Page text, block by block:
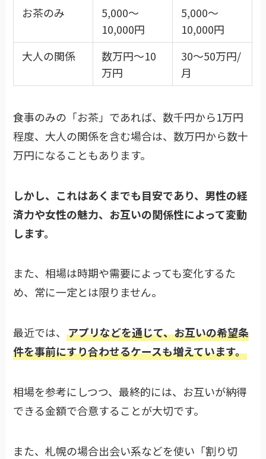
お茶のみ
5,000～
10,000円
5,000～
10,000円
大人の関係
数万円～10
万円
30～50万円/
月
食事のみの「お茶」であれば、数千円から1万円
程度、大人の関係を含む場合は、数万円から数十
万円になることもあります。
しかし、これはあくまでも目安であり、男性の経
済力や女性の魅力、お互いの関係性によって変動
します。
また、相場は時期や需要によっても変化するた
め、常に一定とは限りません。
最近では、アプリなどを通じて、お互いの希望条
件を事前にすり合わせるケースも増えています。
相場を参考にしつつ、最終的には、お互いが納得
できる金額で合意することが大切です。
また、札幌の場合出会い系などを使い「割り切